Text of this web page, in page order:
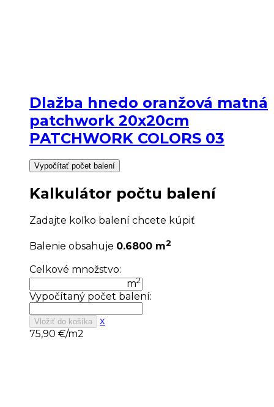
Dlažba hnedo oranžová matná
patchwork 20x20cm
PATCHWORK COLORS 03
Vypočítať počet balení
Kalkulátor počtu balení
Zadajte koľko balení chcete kúpiť
Balenie obsahuje 0.6800 m2
Celkové množstvo:
m2
Vypočítaný počet balení:
Vložiť do košíka
x
75,90 €/m2